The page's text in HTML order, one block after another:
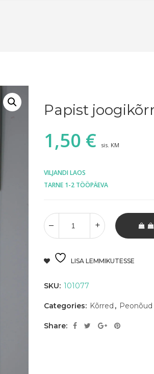
Papist
1,50 € sis. KM
VILJANDI LAOS
TARNE 1-2 TÖÖPÄEVA
LISA LEMMIKUTESSE
SKU: 101077
Categories: Kõrred , Peonõud
Share: